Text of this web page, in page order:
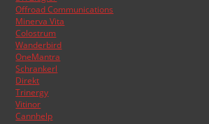
Besucherzahlen der Blogs.
Offroad Communications
Minerva Vita
Colostrum
Wanderbird
OneMantra
Schrankerl
Direkt
Trinergy
Vitinor
Cannhelp